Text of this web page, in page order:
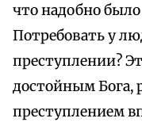
что надобно было
Потребовать у
преступлении?
достойным Бога,
преступлением